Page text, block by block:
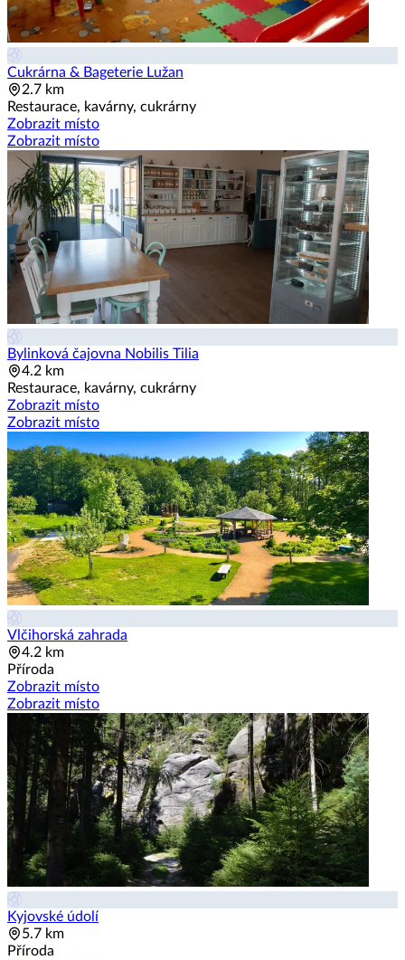
Cukrárna & Bageterie Lužan
2.7 km
Restaurace, kavárny, cukrárny
Zobrazit místo
Zobrazit místo
Bylinková čajovna Nobilis Tilia
4.2 km
Restaurace, kavárny, cukrárny
Zobrazit místo
Zobrazit místo
Vlčihorská zahrada
4.2 km
Příroda
Zobrazit místo
Zobrazit místo
Kyjovské údolí
5.7 km
Příroda